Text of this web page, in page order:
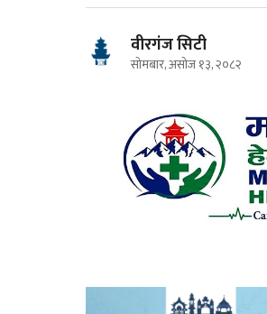
वीरगंज सिटी
सोमबार, असोज १३, २०८२